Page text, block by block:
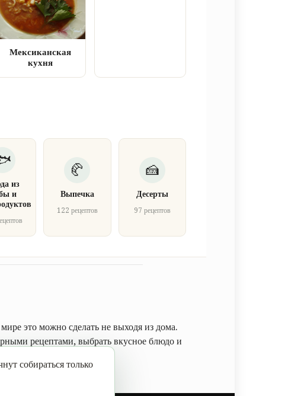
Мексиканская
кухня
из
и
Выпечка
122 рецептов
Десерты
97 рецептов
это можно сделать не выходя из дома.
рецептами, выбрать вкусное блюдо и
собираться только